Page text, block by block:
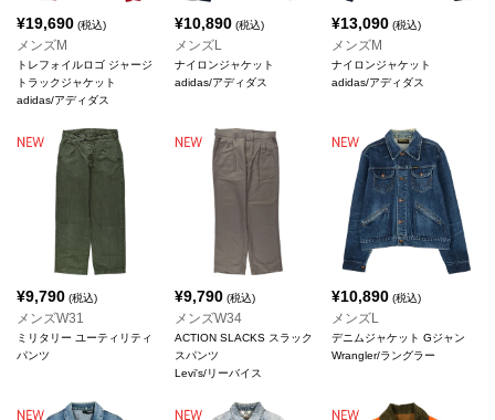
¥19,690 (税込)
メンズM
トレフォイルロゴ ジャージ
トラックジャケット
adidas/アディダス
¥10,890(税込)
メンズL
ナイロンジャケット
adidas/アディダス
¥13,090 (税込)
メンズM
ナイロンジャケット
adidas/アディダス
¥9,790 (税込)
メンズW31
ミリタリー ユーティリティ
パンツ
¥9,790(税込)
メンズW34
ACTION SLACKS スラック
スパンツ
Levi's/リーバイス
¥10,890 (税込)
メンズL
デニムジャケット Gジャン
Wrangler/ラングラー